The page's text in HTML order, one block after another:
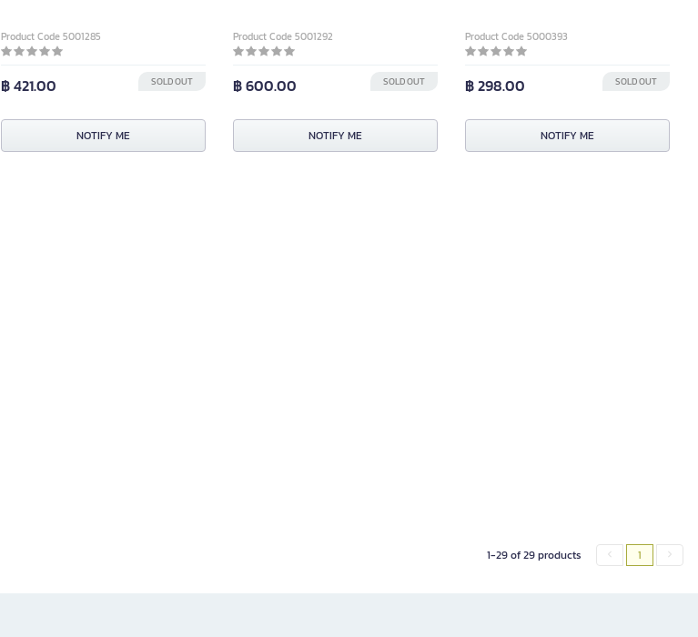
Product Code 5001285
฿ 421.00 SOLD OUT
NOTIFY ME
Product Code 5001292
฿ 600.00 SOLD OUT
NOTIFY ME
Product Code 5000393
฿ 298.00 SOLD OUT
NOTIFY ME
1-29 of 29 products 1